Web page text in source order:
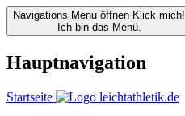
Navigations Menu öffnen Klick mich!
Ich bin das Menü.
Hauptnavigation
Startseite